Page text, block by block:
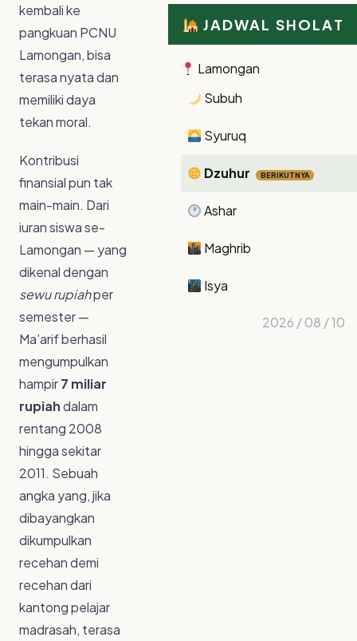
kembali ke
pangkuan PCNU
Lamongan, bisa
terasa nyata dan
memiliki daya
tekan moral.
Kontribusi
finansial pun tak
main-main. Dari
iuran siswa se-
Lamongan — yang
dikenal dengan
sewu rupiahper
semester —
Ma’arif berhasil
mengumpulkan
hampir7 miliar
rupiahdalam
rentang 2008
hingga sekitar
2011. Sebuah
angka yang, jika
dibayangkan
dikumpulkan
recehan demi
recehan dari
kantong pelajar
madrasah, terasa
JADWAL SHOLAT
Lamongan
Subuh
Syuruq
Dzuhur BERIKUTNYA
Ashar
Maghrib
Isya
2026 / 08 / 10